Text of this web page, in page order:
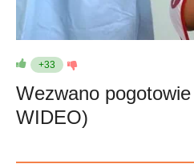
+33
Wezwano
WIDEO)